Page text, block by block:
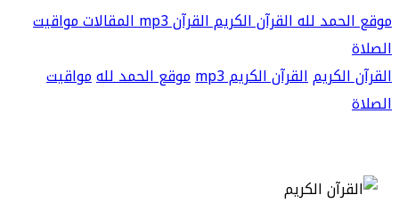
موقع الحمد للهالقرآن الكريمالقرآن mp3 المقالاتمواقيت
الصلاة
القرآن الكريمالقرآن الكريم mp3 موقع الحمد للهمواقيت
الصلاة